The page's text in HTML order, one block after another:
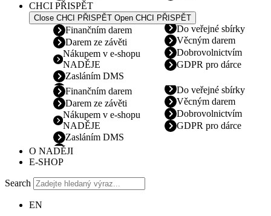
CHCI PŘISPĚT
Close CHCI PŘISPĚT Open CHCI PŘISPĚT
Finančním darem
Darem ze závěti
Nákupem v e-shopu
NADĚJE
Zasláním DMS
Do veřejné sbírky
Věcným darem
Dobrovolnictvím
GDPR pro dárce
Finančním darem
Darem ze závěti
Nákupem v e-shopu
NADĚJE
Zasláním DMS
Do veřejné sbírky
Věcným darem
Dobrovolnictvím
GDPR pro dárce
O NADĚJI
E-SHOP
Search
EN